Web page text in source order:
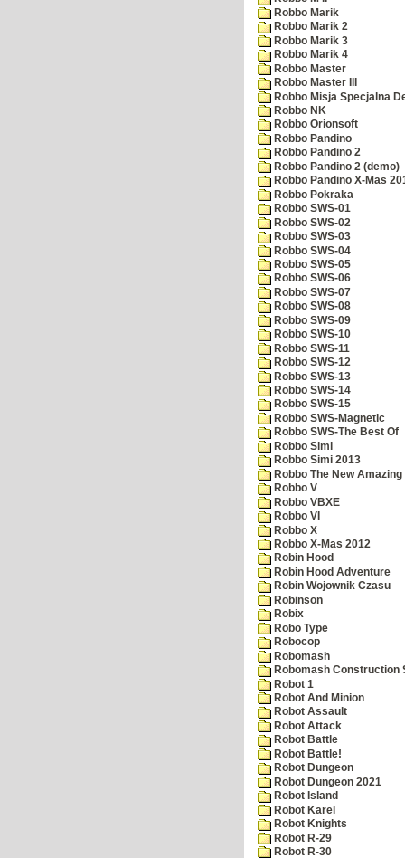
Robbo Marik
Robbo Marik 2
Robbo Marik 3
Robbo Marik 4
Robbo Master
Robbo Master III
Robbo Misja Specjalna
Robbo NK
Robbo Orionsoft
Robbo Pandino
Robbo Pandino 2
Robbo Pandino 2 (demo)
Robbo Pandino X-Mas
Robbo Pokraka
Robbo SWS-01
Robbo SWS-02
Robbo SWS-03
Robbo SWS-04
Robbo SWS-05
Robbo SWS-06
Robbo SWS-07
Robbo SWS-08
Robbo SWS-09
Robbo SWS-10
Robbo SWS-11
Robbo SWS-12
Robbo SWS-13
Robbo SWS-14
Robbo SWS-15
Robbo SWS-Magnetic
Robbo SWS-The Best Of
Robbo Simi
Robbo Simi 2013
Robbo The New
Robbo V
Robbo VBXE
Robbo VI
Robbo X
Robbo X-Mas 2012
Robin Hood
Robin Hood Adventure
Robin Wojownik Czasu
Robinson
Robix
Robo Type
Robocop
Robomash
Robomash Construction
Robot 1
Robot And Minion
Robot Assault
Robot Attack
Robot Battle
Robot Battle!
Robot Dungeon
Robot Dungeon 2021
Robot Island
Robot Karel
Robot Knights
Robot R-29
Robot R-30